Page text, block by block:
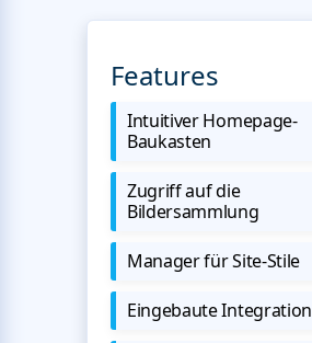
Features
Intuitiver Homepage-
Baukasten
Zugriff auf die
Bildersammlung
Manager für Site-Stile
Eingebaute Integration